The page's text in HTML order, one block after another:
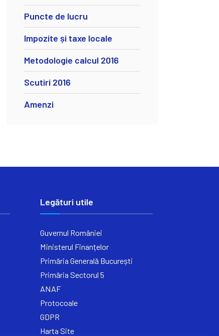
Puncte de lucru
Impozite și taxe locale
Metodologie calcul 2016
Scutiri 2016
Amenzi
Legături utile
Guvernul României
Ministerul Finanțelor
Primăria Generală București
Primăria Sectorul 5
ANAF
Protocoale
GDPR
Harta Site